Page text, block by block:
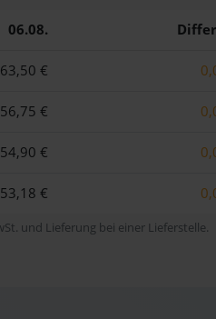
06.08.
€
€
€
€
und Lieferung bei einer Lieferstelle.